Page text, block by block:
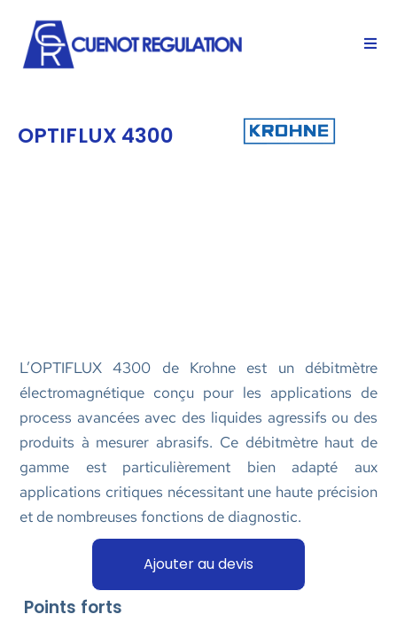
OPTIFLUX 4300
L’OPTIFLUX 4300 de Krohne est un débitmètre
électromagnétique conçu pour les applications de
process avancées avec des liquides agressifs ou des
produits à mesurer abrasifs. Ce débitmètre haut de
gamme est particulièrement bien adapté aux
applications critiques nécessitant une haute précision
et de nombreuses fonctions de diagnostic.
Ajouter au devis
Points forts